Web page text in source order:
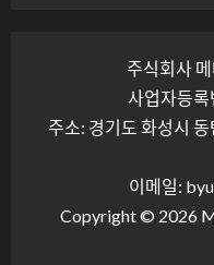
주식회사
사업자등
주소: 경기도 화성시
이메일:
Copyright © 2026